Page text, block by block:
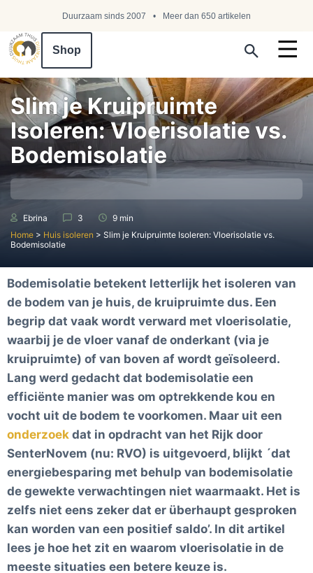
Duurzaam sinds 2007 Meer dan 650 artikelen
Shop
Slim je Kruipruimte
Isoleren: Vloerisolatie vs.
Bodemisolatie
Ebrina 3
9 min
Home > Huis isoleren > Slim je Kruipruimte Isoleren: Vloerisolatie vs.
Bodemisolatie
Bodemisolatie betekent letterlijk het isoleren van
de bodem van je huis, de kruipruimte dus. Een
begrip dat vaak wordt verward met vloerisolatie,
waarbij je de vloer vanaf de onderkant (via je
kruipruimte) of van boven af wordt geïsoleerd.
Lang werd gedacht dat bodemisolatie een
efficiënte manier was om optrekkende kou en
vocht uit de bodem te voorkomen. Maar uit een
onderzoek dat in opdracht van het Rijk door
SenterNovem (nu: RVO) is uitgevoerd, blijkt ´dat
energiebesparing met behulp van bodemisolatie
de gewekte verwachtingen niet waarmaakt. Het is
zelfs niet eens zeker dat er überhaupt gesproken
kan worden van een positief saldo’. In dit artikel
lees je hoe het zit en waarom vloerisolatie in de
meeste situaties een betere keuze is.